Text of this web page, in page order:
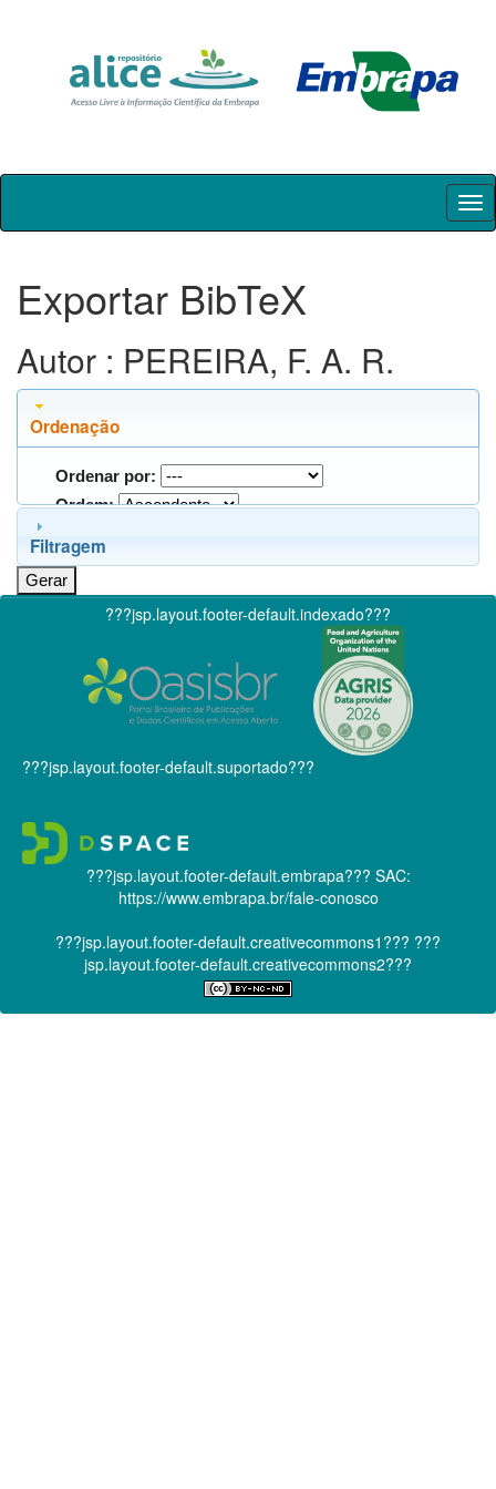
Skip
Exportar BibTeX
Autor : PEREIRA, F. A. R.
Ordenação
Ordenar por:
Ordem:
Filtragem
???jsp.layout.footer-default.indexado???
???jsp.layout.footer-default.suportado???
???jsp.layout.footer-default.embrapa??? SAC:
https://www.embrapa.br/fale-conosco
???jsp.layout.footer-default.creativecommons1??? ???
jsp.layout.footer-default.creativecommons2???